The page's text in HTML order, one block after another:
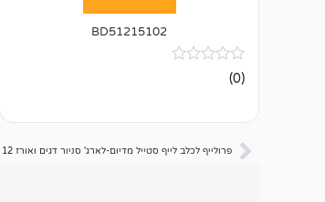
BD51215102
אין
ביקורות
(0)
פרולייף לכלב לייף סטייל מדיום-לארג' סניור דגים ואורז 12 ק"ג